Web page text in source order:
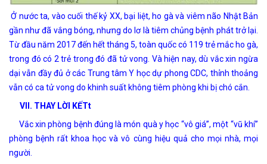
Ở nước ta, vào cuối thế kỷ XX, bại liệt, ho gà và viêm não Nhật Bản
gần như đã vắng bóng, nhưng do lơ là tiêm chủng bệnh phát trở lại.
Từ đầu năm 2017 đến hết tháng 5, toàn quốc có 119 trẻ mắc ho gà,
trong đó có 2 trẻ trong đó đã tử vong. Và hiện nay, dù vắc xin ngừa
dại vẫn đầy đủ ở các Trung tâm Y học dự phong CDC, thỉnh thoảng
vẫn có ca tử vong do khinh suất không tiêm phòng khi bị chó cắn.
VII. THAY LỜI KẾTt
Vắc xin phòng bệnh đúng là món quà y học “vô giá”, một “vũ khí”
phòng bệnh rất khoa học và vô cùng hiệu quả cho mọi nhà, mọi
người.